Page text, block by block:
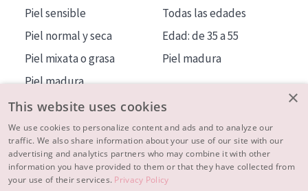
Piel sensible
Piel normal y seca
Piel mixata o grasa
Piel madura
Piel expuesta al sol
Piel menopáusica
Todas las edades
Edad: de 35 a 55
Piel madura
MÁS SOBRE NOSOTROS
INSPIRACIÓN
×
This website uses cookies
We use cookies to personalize content and ads and to analyze our
traffic. We also share information about your use of our site with our
advertising and analytics partners who may combine it with other
information you have provided to them or that they have collected from
your use of their services. Privacy Policy